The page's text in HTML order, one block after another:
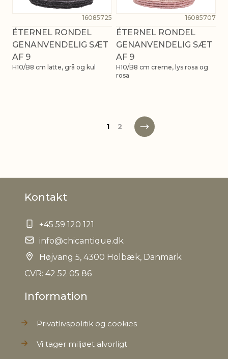
16085725
ÉTERNEL RONDEL
GENANVENDELIG SÆT
AF 9
H10/B8 cm latte, grå og kul
16085707
ÉTERNEL RONDEL
GENANVENDELIG SÆT
AF 9
H10/B8 cm creme, lys rosa og
rosa
1 2
Kontakt
+45 59 120 121
info@chicantique.dk
Højvang 5, 4300 Holbæk, Danmark
CVR: 42 52 05 86
Information
Privatlivspolitik og cookies
Vi tager miljøet alvorligt